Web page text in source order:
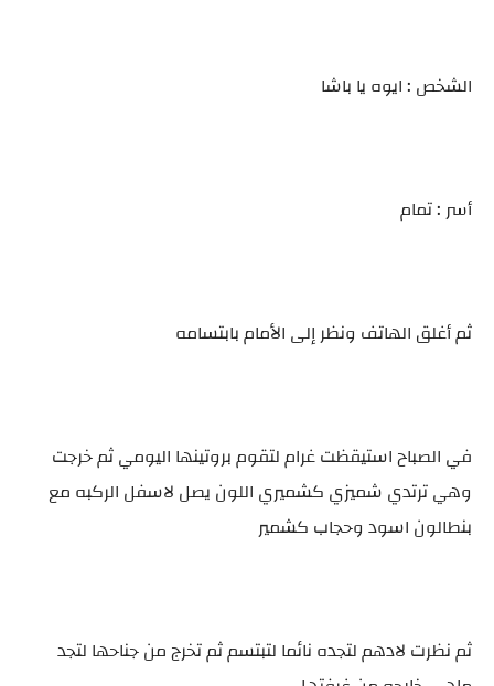
الشخص : ايوه يا باشا
أسر : تمام
ثم أغلق الهاتف ونظر إلى الأمام بابتسامه
في الصباح استيقظت غرام لتقوم بروتينها اليومي ثم خرجت
وهي ترتدي شميزي كشميري اللون يصل لاسفل الركبه مع
بنطالون اسود وحجاب كشمير
ثم نظرت لادهم لتجده نائما لتبتسم ثم تخرج من جناحها لتجد